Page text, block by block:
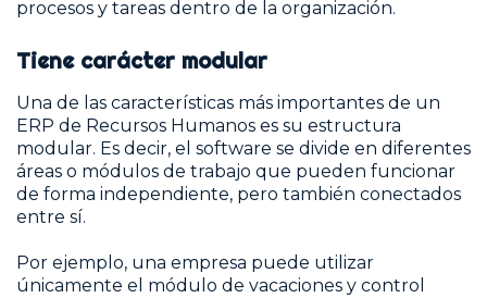
procesos y tareas dentro de la organización.
Tiene carácter modular
Una de las características más importantes de un
ERP de Recursos Humanos es su estructura
modular. Es decir, el software se divide en diferentes
áreas o módulos de trabajo que pueden funcionar
de forma independiente, pero también conectados
entre sí.
Por ejemplo, una empresa puede utilizar
únicamente el módulo de vacaciones y control